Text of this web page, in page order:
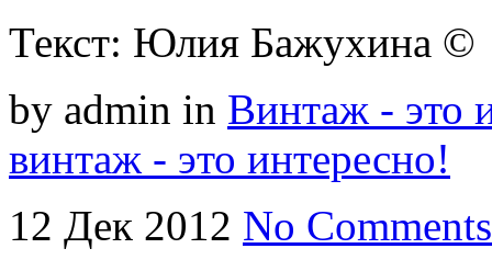
Текст: Юлия Бажухина ©
by admin in Винтаж - это
винтаж - это интересно!
12 Дек 2012 No Comments